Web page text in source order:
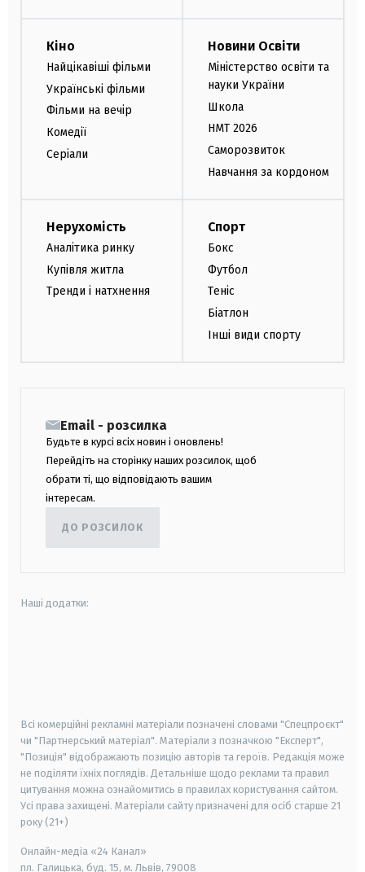
Кіно
Найцікавіші фільми
Українські фільми
Фільми на вечір
Комедії
Серіали
Новини Освіти
Міністерство освіти та
науки України
Школа
НМТ 2026
Саморозвиток
Навчання за кордоном
Нерухомість
Аналітика ринку
Купівля житла
Тренди і натхнення
Спорт
Бокс
Футбол
Теніс
Біатлон
Інші види спорту
Email - розсилка
Будьте в курсі всіх новин і оновлень!
Перейдіть на сторінку наших розсилок, щоб
обрати ті, що відповідають вашим
інтересам.
ДО РОЗСИЛОК
Наші додатки:
Всі комерційні рекламні матеріали позначені словами "Спецпроєкт"
чи "Партнерський матеріал". Матеріали з позначкою "Експерт",
"Позиція" відображають позицію авторів та героїв. Редакція може
не поділяти їхніх поглядів. Детальніше щодо реклами та правил
цитування можна ознайомитись в правилах користування сайтом.
Усі права захищені. Матеріали сайту призначені для осіб старше 21
року (21+)
Онлайн-медіа «24 Канал»
пл. Галицька, буд. 15, м. Львів, 79008